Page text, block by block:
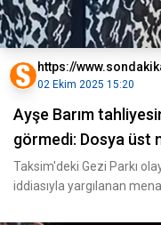
https://
02 Ekim 2025 15:20
Ayşe Barım
görmedi: Dosya üst
Taksim'deki Gezi Parkı
iddiasıyla yargılanan